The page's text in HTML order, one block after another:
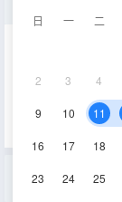
日 一 二
2 3 4
9 10 11
16 17 18
23 24 25